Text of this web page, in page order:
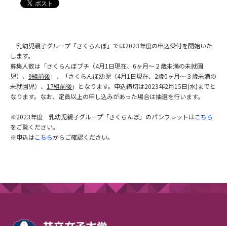
乳幼児親子グループ「さくらんぼ」では2023年度の申込受付を開始いた
します。
募集人数は「さくらんぼプチ（4月1日現在、6ヶ月～２歳未満の未就園
児）、 9組前後」、「さくらんぼ幼児（4月1日現在、2歳0ヶ月～３歳未満の
未就園児）、 17組前後」となります。申込締切は2023年2月15日(水)までと
なります。なお、定員以上の申し込みがあった場合は抽選を行います。
※2023年度 乳幼児親子グループ「さくらんぼ」のパンフレットはこちら
をご覧ください。
※申込はこちらからご確認ください。